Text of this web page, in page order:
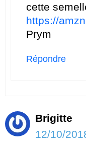
cette
https://
Prym
Répondre
Brigitte
12/10/